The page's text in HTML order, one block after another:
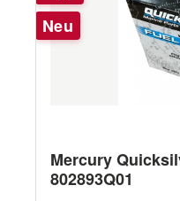
Neu
Mercury
802893Q01